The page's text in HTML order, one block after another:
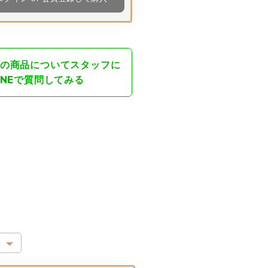
商品についてスタッフに
で質問してみる